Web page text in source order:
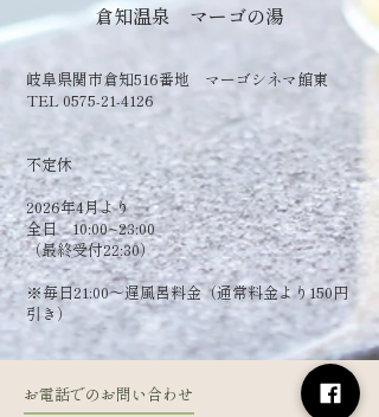
倉知温泉 マーゴの湯
岐阜県関市倉知516番地 マーゴシネマ館東
TEL 0575-21-4126
​不定休
2026年4月より
全日 10:00~23:00
（最終受付22:30）
​※毎日21:00～遅風呂料金（通常料金より150円
引き）
お電話でのお問い合わせ